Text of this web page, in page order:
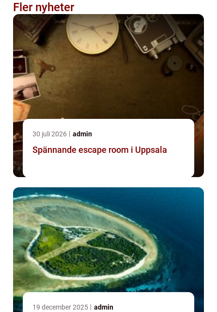
Fler nyheter
30 juli 2026 admin
Spännande escape room i Uppsala
19 december 2025 admin